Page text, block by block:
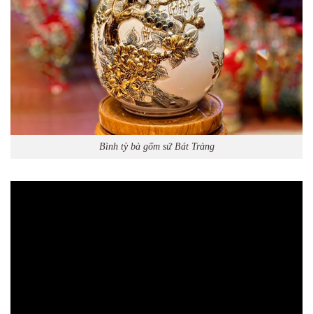
Bình tỳ bà gốm sứ Bát Tràng